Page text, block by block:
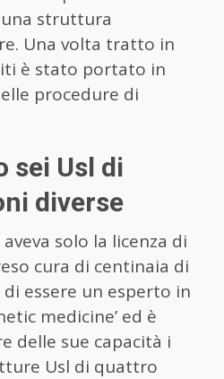
struttura
Una volta tratto in
è stato portato in
procedure di
sei Usl di
diverse
solo la licenza di
cura di centinaia di
essere un esperto in
medicine’ ed è
delle sue capacità i
Usl di quattro